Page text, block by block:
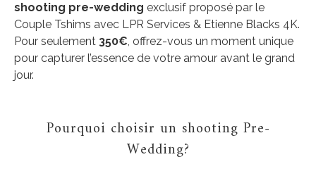
shooting pre-wedding exclusif proposé par le
Couple Tshims avec LPR Services & Etienne Blacks 4K.
Pour seulement 350€, offrez-vous un moment unique
pour capturer l’essence de votre amour avant le grand
jour.
Pourquoi choisir un shooting Pre-
Wedding?